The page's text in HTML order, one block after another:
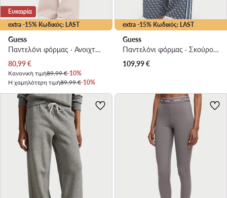
extra -15% Κωδικός: LAST
Ευκαιρία
Guess
Παντελόνι φόρμας · Ανοιχτό ροζ · Regular Fit
Τρέχουσα τιμή
80,99€
Κανονική τιμή89,99 €-10%
Η χαμηλότερη τιμή89,99 €-10%
extra -15% Κωδικός: LAST
Guess
Παντελόνι φόρμας · Σκούρο μπλε · Relaxed Fit
109,99€